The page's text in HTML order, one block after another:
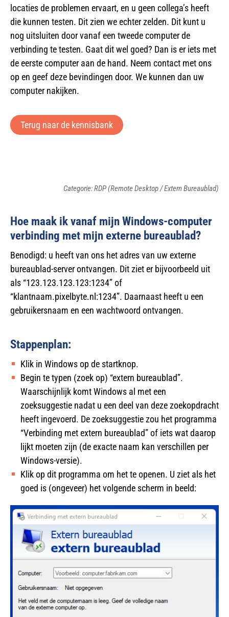
locaties de problemen ervaart, en u geen collega’s heeft
die kunnen testen. Dit zien we echter zelden. Dit kunt u
nog uitsluiten door vanaf een tweede computer de
verbinding te testen. Gaat dit wel goed? Dan is er iets met
de eerste computer aan de hand. Neem contact met ons
op en geef deze bevindingen door. We kunnen dan uw
computer nakijken.
Terug naar de kennisbank
Categorie: RDP (Remote Desktop / Extern Bureaublad)
Hoe maak ik vanaf mijn Windows-computer
verbinding met mijn externe bureaublad?
Benodigd: u heeft van ons het adres van uw externe
bureaublad-server ontvangen. Dit ziet er bijvoorbeeld uit
als “123.123.123.123:1234” of
“klantnaam.pixelbyte.nl:1234”. Daarnaast heeft u een
gebruikersnaam en een wachtwoord ontvangen.
Stappenplan:
Klik in Windows op de startknop.
Begin te typen (zoek op) “extern bureaublad”.
Waarschijnlijk komt Windows al met een
zoeksuggestie nadat u een deel van deze zoekopdracht
heeft ingevoerd. De zoeksuggestie zou het programma
“Verbinding met extern bureaublad” of iets wat daarop
lijkt moeten zijn (de exacte naam kan verschillen per
Windows-versie).
Klik op dit programma om het te openen. U ziet als het
goed is (ongeveer) het volgende scherm in beeld: